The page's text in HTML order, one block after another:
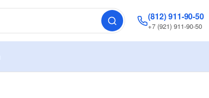
(812) 911-90-50
+7 (921) 911-90-50